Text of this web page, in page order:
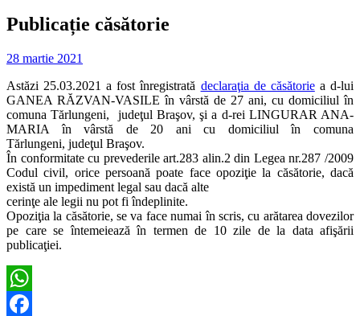
Publicație căsătorie
28 martie 2021
Astăzi 25.03.2021 a fost înregistrată declaraţia de căsătoriea d-lui
GANEA RĂZVAN-VASILE în vârstă de 27 ani, cu domiciliul în
comuna Tărlungeni, judeţul Braşov, şi a d-rei LINGURAR ANA-
MARIA în vârstă de 20 ani cu domiciliul în comuna
Tărlungeni, judeţul Braşov.
În conformitate cu prevederile art.283 alin.2 din Legea nr.287 /2009
Codul civil, orice persoană poate face opoziţie la căsătorie, dacă
există un impediment legal sau dacă alte
cerinţe ale legii nu pot fi îndeplinite.
Opoziţia la căsătorie, se va face numai în scris, cu arătarea dovezilor
pe care se întemeiează în termen de 10 zile de la data afişării
publicaţiei.
WhatsApp